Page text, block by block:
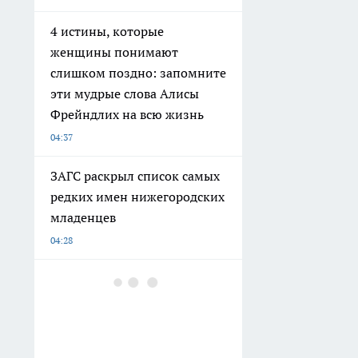
4 истины, которые
женщины понимают
слишком поздно: запомните
эти мудрые слова Алисы
Фрейндлих на всю жизнь
04:37
ЗАГС раскрыл список самых
редких имен нижегородских
младенцев
04:28
Хватит мучиться с жучками